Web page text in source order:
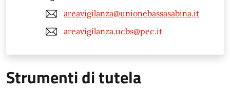
areavigilanza@unionebassasabina.it
areavigilanza.ucbs@pec.it
Strumenti di tutela